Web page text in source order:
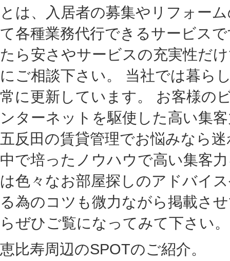
とは、入居者の募集やリフォー
て各種業務代行できるサービス
たら安さやサービスの充実性だ
にご相談下さい。 当社では暮ら
常に更新しています。 お客様の
ンターネットを駆使した高い集
五反田の賃貸管理でお悩みなら
中で培ったノウハウで高い集客
は色々なお部屋探しのアドバイ
る為のコツも微力ながら掲載さ
らぜひご覧になってみて下さい。
恵比寿周辺のSPOTのご紹介。